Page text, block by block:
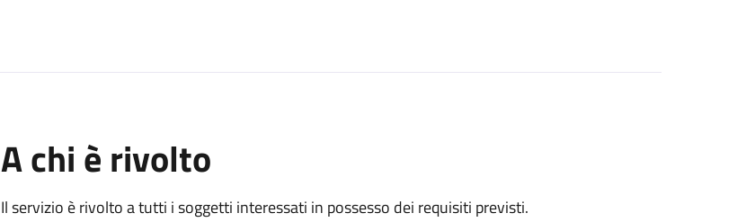
A chi è rivolto
Il servizio è rivolto a tutti i soggetti interessati in possesso dei requisiti previsti.